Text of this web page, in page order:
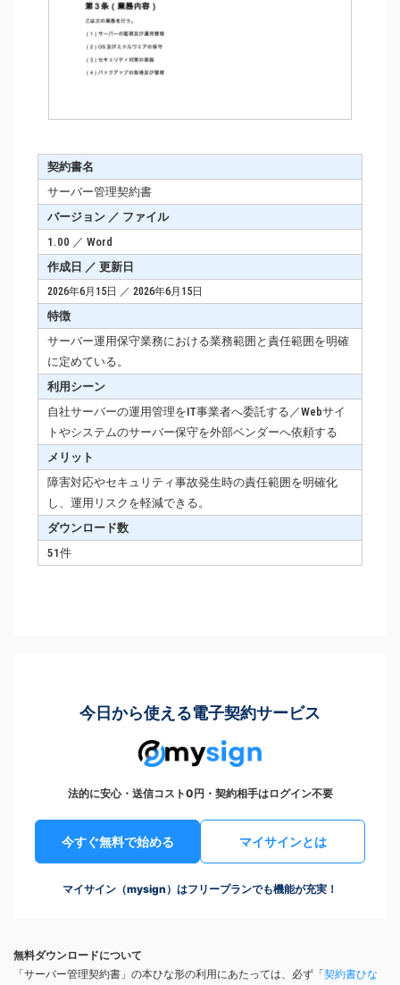
契約書名
サーバー管理契約書
バージョン ／ ファイル
1.00 ／ Word
作成日 ／ 更新日
2026年6月15日 ／ 2026年6月15日
特徴
サーバー運用保守業務における業務範囲と責任範囲を明確
に定めている。
利用シーン
自社サーバーの運用管理をIT事業者へ委託する／Webサイ
トやシステムのサーバー保守を外部ベンダーへ依頼する
メリット
障害対応やセキュリティ事故発生時の責任範囲を明確化
し、運用リスクを軽減できる。
ダウンロード数
51件
今日から使える電子契約サービス
法的に安心・送信コスト0円・契約相手はログイン不要
今すぐ無料で始める マイサインとは
マイサイン（mysign）はフリープランでも機能が充実！
無料ダウンロードについて
「サーバー管理契約書」の本ひな形の利用にあたっては、必ず「契約書ひな